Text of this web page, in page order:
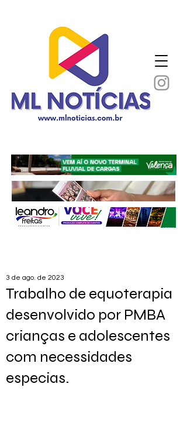
Trabalho de equoterapia
desenvolvido por PMBA
crianças e adolescentes
com necessidades
especias.
3 de ago. de 2023